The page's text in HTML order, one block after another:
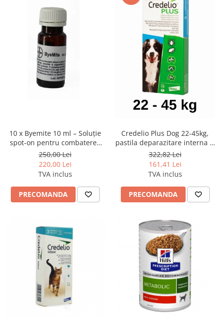
10 x Byemite 10 ml – Soluție
spot-on pentru combaterea
acarienilor la păsări
250,00 Lei
220,00 Lei
TVA inclus
PRECOMANDA
Credelio Plus Dog 22-45kg,
pastila deparazitare interna si
externa
322,82 Lei
161,41 Lei
TVA inclus
PRECOMANDA